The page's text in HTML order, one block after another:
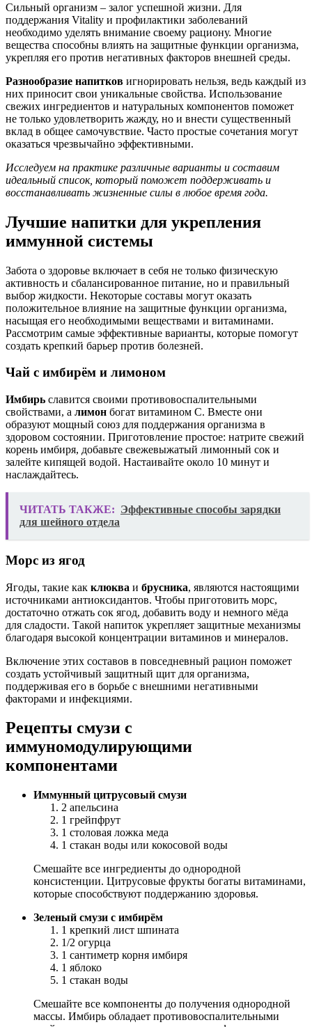
Сильный организм – залог успешной жизни. Для
поддержания Vitality и профилактики заболеваний
необходимо уделять внимание своему рациону. Многие
вещества способны влиять на защитные функции организма,
укрепляя его против негативных факторов внешней среды.
Разнообразие напитков игнорировать нельзя, ведь каждый из
них приносит свои уникальные свойства. Использование
свежих ингредиентов и натуральных компонентов поможет
не только удовлетворить жажду, но и внести существенный
вклад в общее самочувствие. Часто простые сочетания могут
оказаться чрезвычайно эффективными.
Исследуем на практике различные варианты и составим
идеальный список, который поможет поддерживать и
восстанавливать жизненные силы в любое время года.
Лучшие напитки для укрепления
иммунной системы
Забота о здоровье включает в себя не только физическую
активность и сбалансированное питание, но и правильный
выбор жидкости. Некоторые составы могут оказать
положительное влияние на защитные функции организма,
насыщая его необходимыми веществами и витаминами.
Рассмотрим самые эффективные варианты, которые помогут
создать крепкий барьер против болезней.
Чай с имбирём и лимоном
Имбирь славится своими противовоспалительными
свойствами, а лимон богат витамином C. Вместе они
образуют мощный союз для поддержания организма в
здоровом состоянии. Приготовление простое: натрите свежий
корень имбиря, добавьте свежевыжатый лимонный сок и
залейте кипящей водой. Настаивайте около 10 минут и
наслаждайтесь.
ЧИТАТЬ ТАКЖЕ: Эффективные способы зарядки
для шейного отдела
Морс из ягод
Ягоды, такие как клюква и брусника, являются настоящими
источниками антиоксидантов. Чтобы приготовить морс,
достаточно отжать сок ягод, добавить воду и немного мёда
для сладости. Такой напиток укрепляет защитные механизмы
благодаря высокой концентрации витаминов и минералов.
Включение этих составов в повседневный рацион поможет
создать устойчивый защитный щит для организма,
поддерживая его в борьбе с внешними негативными
факторами и инфекциями.
Рецепты смузи с
иммуномодулирующими
компонентами
Иммунный цитрусовый смузи
2 апельсина
1 грейпфрут
1 столовая ложка меда
1 стакан воды или кокосовой воды
Смешайте все ингредиенты до однородной
консистенции. Цитрусовые фрукты богаты витаминами,
которые способствуют поддержанию здоровья.
Зеленый смузи с имбирём
1 крепкий лист шпината
1/2 огурца
1 сантиметр корня имбиря
1 яблоко
1 стакан воды
Смешайте все компоненты до получения однородной
массы. Имбирь обладает противовоспалительными